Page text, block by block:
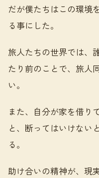
だが僕たちはこの環境
る事にした。
旅人たちの世界では、
たり前のことで、旅人
い。
また、自分が家を借り
と、断ってはいけない
る。
助け合いの精神が、現